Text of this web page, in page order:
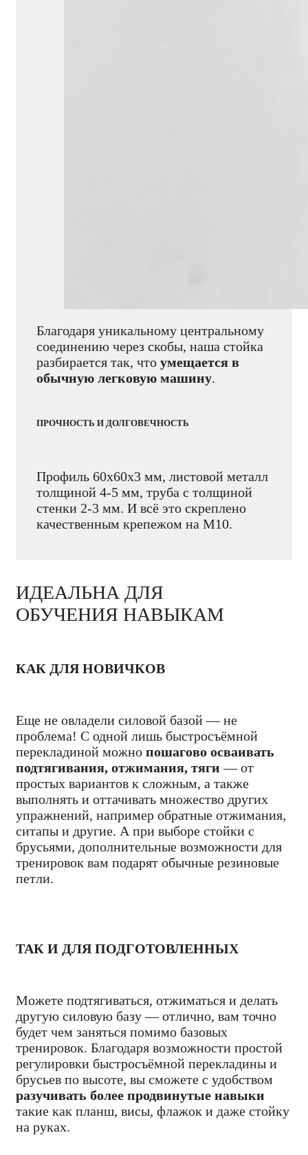
Благодаря уникальному центральному
соединению через скобы, наша стойка
разбирается так, что умещается в
обычную легковую машину.
ПРОЧНОСТЬ И ДОЛГОВЕЧНОСТЬ
Профиль 60х60х3 мм, листовой металл
толщиной 4-5 мм, труба c толщиной
стенки 2-3 мм. И всё это скреплено
качественным крепежом на М10.
ИДЕАЛЬНА ДЛЯ
ОБУЧЕНИЯ НАВЫКАМ
КАК ДЛЯ НОВИЧКОВ
Еще не овладели силовой базой — не
проблема! С одной лишь быстросъёмной
перекладиной можно пошагово осваивать
подтягивания, отжимания, тяги — от
простых вариантов к сложным, а также
выполнять и оттачивать множество других
упражнений, например обратные отжимания,
ситапы и другие. А при выборе стойки с
брусьями, дополнительные возможности для
тренировок вам подарят обычные резиновые
петли.
Можете подтягиваться, отжиматься и делать
другую силовую базу — отлично, вам точно
будет чем заняться помимо базовых
тренировок. Благодаря возможности простой
регулировки быстросъёмной перекладины и
брусьев по высоте, вы сможете с удобством
разучивать более продвинутые навыки
такие как планш, висы, флажок и даже стойку
на руках.
ТАК И ДЛЯ ПОДГОТОВЛЕННЫХ